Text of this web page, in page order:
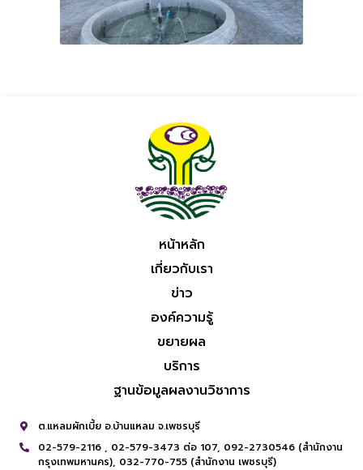
หน้าหลัก
เกี่ยวกับเรา
ข่าว
องค์ความรู้
ขยายผล
บริการ
ฐานข้อมูลผลงานวิชาการ
ต.แหลมผักเบี้ย อ.บ้านแหลม จ.เพชรบุรี
02-579-2116 , 02-579-3473 ต่อ 107, 092-2730546 (สำนักงาน
กรุงเทพมหานคร), 032-770-755 (สำนักงาน เพชรบุรี)